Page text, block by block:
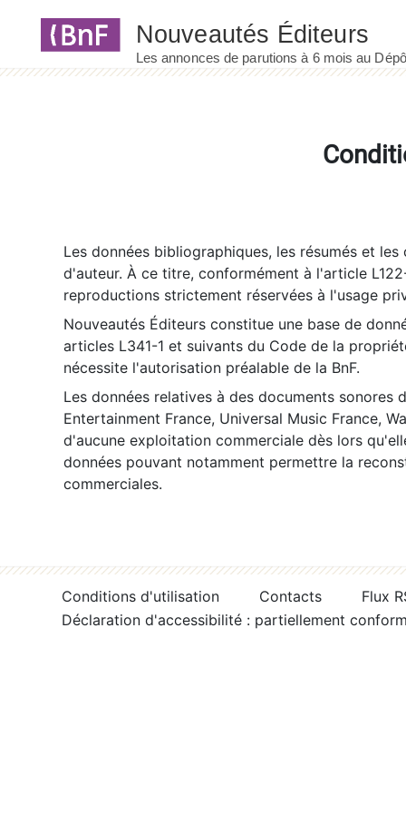
Les données bibliographiques, les résumés et
d'auteur. À ce titre, conformément à l'article
reproductions strictement réservées à l'usage
Nouveautés Éditeurs constitue une base de
articles L341-1 et suivants du Code de la
nécessite l'autorisation préalable de la BnF.
Les données relatives à des documents sonores
Entertainment France, Universal Music France,
d'aucune exploitation commerciale dès lors
données pouvant notamment permettre la
commerciales.
Conditions d'utilisation Contacts
Flux
Déclaration d'accessibilité : partiellement